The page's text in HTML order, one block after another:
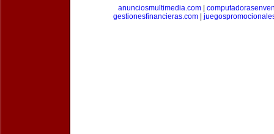
anunciosmultimedia.com
gestionesfinancieras.com